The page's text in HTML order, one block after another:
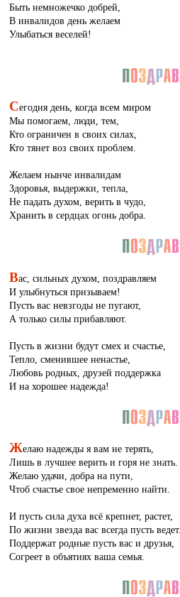
Быть немножечко добрей,
В инвалидов день желаем
Улыбаться веселей!
Сегодня день, когда всем миром
Мы помогаем, люди, тем,
Кто ограничен в своих силах,
Кто тянет воз своих проблем.
Желаем нынче инвалидам
Здоровья, выдержки, тепла,
Не падать духом, верить в чудо,
Хранить в сердцах огонь добра.
Вас, сильных духом, поздравляем
И улыбнуться призываем!
Пусть вас невзгоды не пугают,
А только силы прибавляют.
Пусть в жизни будут смех и счастье,
Тепло, сменившее ненастье,
Любовь родных, друзей поддержка
И на хорошее надежда!
Желаю надежды я вам не терять,
Лишь в лучшее верить и горя не знать.
Желаю удачи, добра на пути,
Чтоб счастье свое непременно найти.
И пусть сила духа всё крепнет, растет,
По жизни звезда вас всегда пусть ведет.
Поддержат родные пусть вас и друзья,
Согреет в объятиях ваша семья.